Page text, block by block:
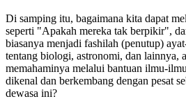
Di samping itu, bagaimana kita dapat
seperti "Apakah mereka tak berpikir",
biasanya menjadi fashilah (penutup)
tentang biologi, astronomi, dan lainnya,
memahaminya melalui bantuan ilmu-
dikenal dan berkembang dengan pesat
dewasa ini?